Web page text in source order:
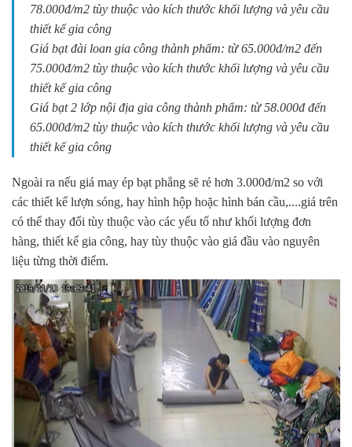
78.000đ/m2 tùy thuộc vào kích thước khối lượng và yêu cầu
thiết kế gia công
Giá bạt đài loan gia công thành phẩm: từ 65.000đ/m2 đến
75.000đ/m2 tùy thuộc vào kích thước khối lượng và yêu cầu
thiết kế gia công
Giá bạt 2 lớp nội địa gia công thành phẩm: từ 58.000đ đến
65.000đ/m2 tùy thuộc vào kích thước khối lượng và yêu cầu
thiết kế gia công
Ngoài ra nếu giá may ép bạt phẳng sẽ rẻ hơn 3.000đ/m2 so với
các thiết kế lượn sóng, hay hình hộp hoặc hình bán cầu,....giá trên
có thể thay đổi tùy thuộc vào các yếu tố như khối lượng đơn
hàng, thiết kế gia công, hay tùy thuộc vào giá đầu vào nguyên
liệu từng thời điểm.